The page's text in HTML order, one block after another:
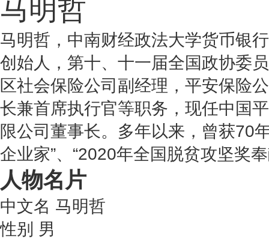
马明哲
马明哲，中南财经政法大学货币银
创始人，第十、十一届全国政协委
区社会保险公司副经理，平安保险
长兼首席执行官等职务，现任中国
限公司董事长。多年以来，曾获70
企业家”、“2020年全国脱贫攻坚奖
人物名片
中文名 马明哲
性别 男